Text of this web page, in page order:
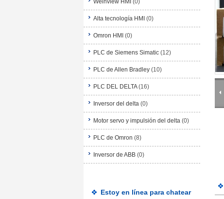
Weinview HMI (0)
Alta tecnología HMI (0)
Omron HMI (0)
PLC de Siemens Simatic (12)
PLC de Allen Bradley (10)
PLC DEL DELTA (16)
Inversor del delta (0)
Motor servo y impulsión del delta (0)
PLC de Omron (8)
Inversor de ABB (0)
Estoy en línea para chatear